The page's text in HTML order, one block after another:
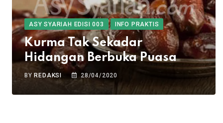
ASY SYARIAH EDISI 003 INFO PRAKTIS
Kurma Tak Sekadar
Hidangan Berbuka Puasa
BYREDAKSI 28/04/2020